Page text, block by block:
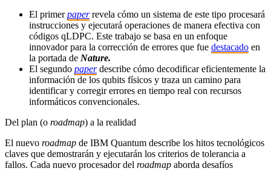
El primerpaper revela cómo un sistema de este tipo procesará
instrucciones y ejecutará operaciones de manera efectiva con
códigos qLDPC. Este trabajo se basa en un enfoque
innovador para la corrección de errores que fue destacado en
la portada de Nature.
El segundo paperdescribe cómo decodificar eficientemente la
información de los qubits físicos y traza un camino para
identificar y corregir errores en tiempo real con recursos
informáticos convencionales.
Del plan (o roadmap) a la realidad
El nuevo roadmap de IBM Quantum describe los hitos tecnológicos
claves que demostrarán y ejecutarán los criterios de tolerancia a
fallos. Cada nuevo procesador del roadmap aborda desafíos